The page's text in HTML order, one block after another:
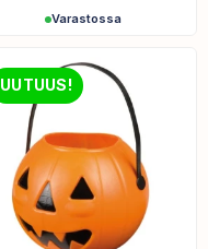
Varastossa
UUTUUS!